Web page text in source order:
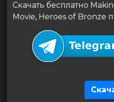
Скачать бесплатно
Movie, Heroes of Bronze